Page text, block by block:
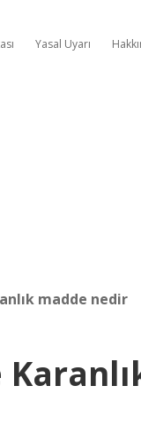
Yasal Uyarı
madde nedir